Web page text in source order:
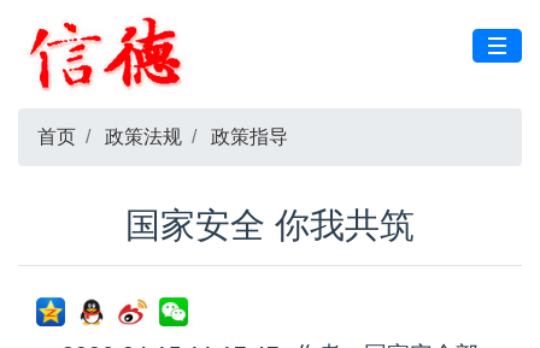
首页 政策法规 政策指导
国家安全 你我共筑